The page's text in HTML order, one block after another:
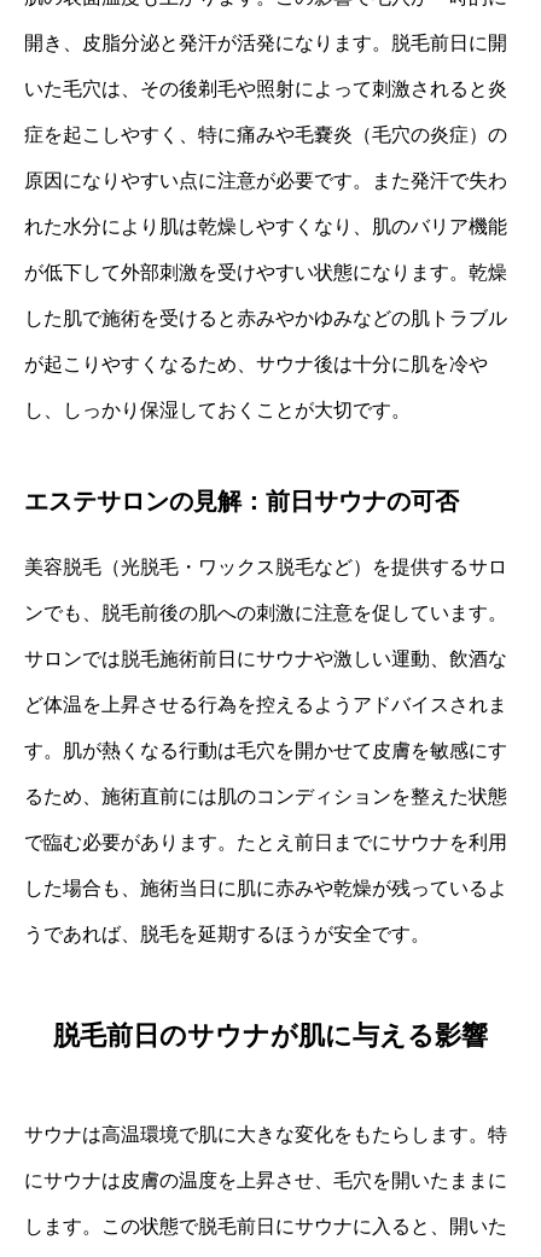
開き、皮脂分泌と発汗が活発になります。脱毛前日に開
いた毛穴は、その後剃毛や照射によって刺激されると炎
症を起こしやすく、特に痛みや毛嚢炎（毛穴の炎症）の
原因になりやすい点に注意が必要です。また発汗で失わ
れた水分により肌は乾燥しやすくなり、肌のバリア機能
が低下して外部刺激を受けやすい状態になります。乾燥
した肌で施術を受けると赤みやかゆみなどの肌トラブル
が起こりやすくなるため、サウナ後は十分に肌を冷や
し、しっかり保湿しておくことが大切です。
エステサロンの見解：前日サウナの可否
美容脱毛（光脱毛・ワックス脱毛など）を提供するサロ
ンでも、脱毛前後の肌への刺激に注意を促しています。
サロンでは脱毛施術前日にサウナや激しい運動、飲酒な
ど体温を上昇させる行為を控えるようアドバイスされま
す。肌が熱くなる行動は毛穴を開かせて皮膚を敏感にす
るため、施術直前には肌のコンディションを整えた状態
で臨む必要があります。たとえ前日までにサウナを利用
した場合も、施術当日に肌に赤みや乾燥が残っているよ
うであれば、脱毛を延期するほうが安全です。
脱毛前日のサウナが肌に与える影響
サウナは高温環境で肌に大きな変化をもたらします。特
にサウナは皮膚の温度を上昇させ、毛穴を開いたままに
します。この状態で脱毛前日にサウナに入ると、開いた